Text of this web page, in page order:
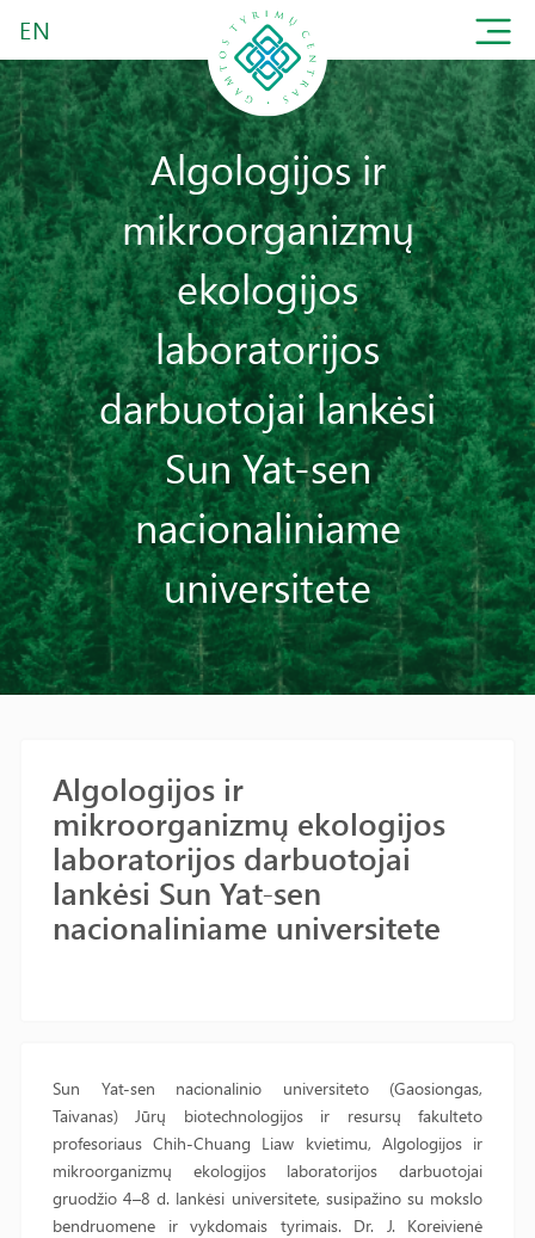
EN
Algologijos ir
mikroorganizmų
ekologijos
laboratorijos
darbuotojai lankėsi
Sun Yat-sen
nacionaliniame
universitete
Algologijos ir
mikroorganizmų ekologijos
laboratorijos darbuotojai
lankėsi Sun Yat-sen
nacionaliniame universitete
Sun Yat-sen nacionalinio universiteto (Gaosiongas,
Taivanas) Jūrų biotechnologijos ir resursų fakulteto
profesoriaus Chih-Chuang Liaw kvietimu, Algologijos ir
mikroorganizmų ekologijos laboratorijos darbuotojai
gruodžio 4–8 d. lankėsi universitete, susipažino su mokslo
bendruomene ir vykdomais tyrimais. Dr. J. Koreivienė